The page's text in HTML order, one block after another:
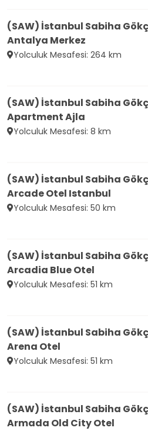
(SAW) İstanbul Sabiha
Antalya Merkez
Yolculuk Mesafesi: 264 km
(SAW) İstanbul Sabiha
Apartment Ajla
Yolculuk Mesafesi: 8 km
(SAW) İstanbul Sabiha
Arcade Otel Istanbul
Yolculuk Mesafesi: 50 km
(SAW) İstanbul Sabiha
Arcadia Blue Otel
Yolculuk Mesafesi: 51 km
(SAW) İstanbul Sabiha
Arena Otel
Yolculuk Mesafesi: 51 km
(SAW) İstanbul Sabiha
Armada Old City Otel